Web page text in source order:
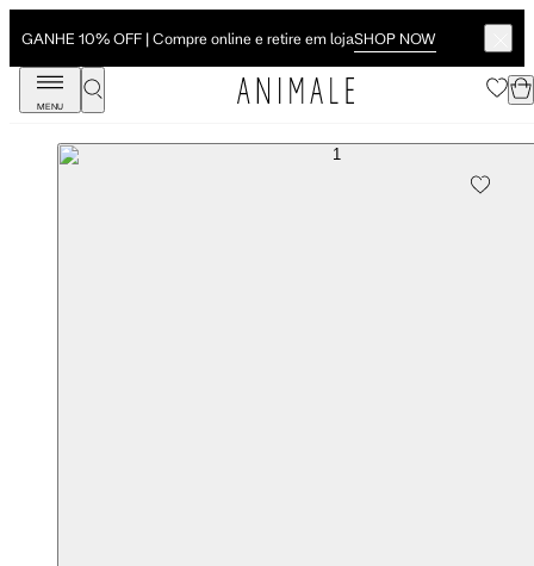
GANHE 10% OFF | Compre online e retire em lojaSHOP NOW
MENU